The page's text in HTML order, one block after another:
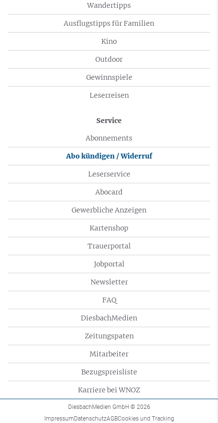
Wandertipps
Ausflugstipps für Familien
Kino
Outdoor
Gewinnspiele
Leserreisen
Service
Abonnements
Abo kündigen / Widerruf
Leserservice
Abocard
Gewerbliche Anzeigen
Kartenshop
Trauerportal
Jobportal
Newsletter
FAQ
DiesbachMedien
Zeitungspaten
Mitarbeiter
Bezugspreisliste
Karriere bei WNOZ
DiesbachMedien GmbH © 2026
ImpressumDatenschutzAGBCookies und Tracking